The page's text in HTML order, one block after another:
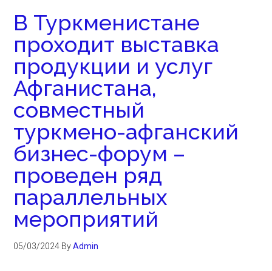
В Туркменистане
проходит выставка
продукции и услуг
Афганистана,
совместный
туркмено-афганский
бизнес-форум –
проведен ряд
параллельных
мероприятий
05/03/2024 ByAdmin